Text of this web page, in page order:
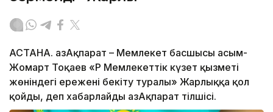
АСТАНА. ҚазАқпарат – Мемлекет басшысы Қасым-
Жомарт Тоқаев «ҚР Мемлекеттік күзет қызметі
жөніндегі ережені бекіту туралы» Жарлыққа қол
қойды, деп хабарлайды ҚазАқпарат тілшісі.